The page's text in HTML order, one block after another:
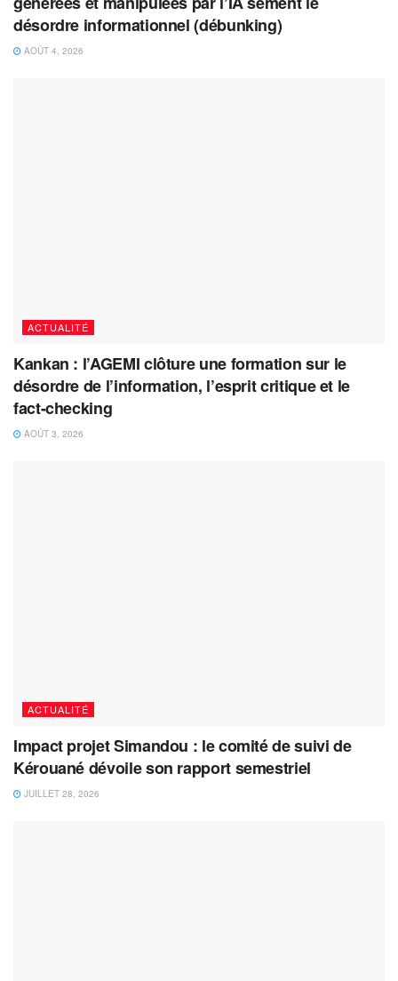
désordre informationnel (débunking)
AOÛT 4, 2026
ACTUALITÉ
Kankan : l’AGEMI clôture une formation sur le
désordre de l’information, l’esprit critique et le
fact-checking
AOÛT 3, 2026
ACTUALITÉ
Impact projet Simandou : le comité de suivi de
Kérouané dévoile son rapport semestriel
JUILLET 28, 2026